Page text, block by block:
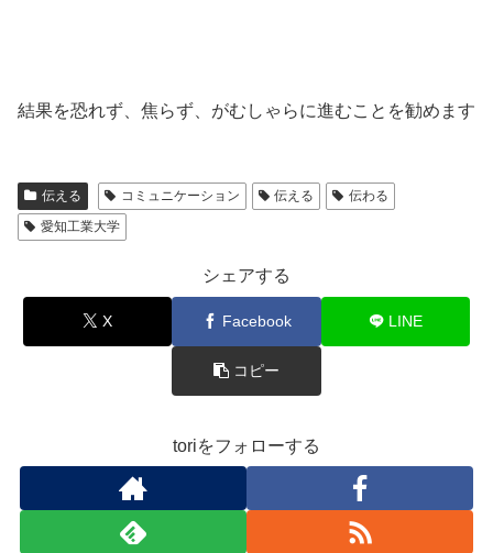
結果を恐れず、焦らず、がむしゃらに進むことを勧めます
伝える コミュニケーション 伝える
伝わる
愛知工業大学
シェアする
X Facebook LINE
コピー
toriをフォローする